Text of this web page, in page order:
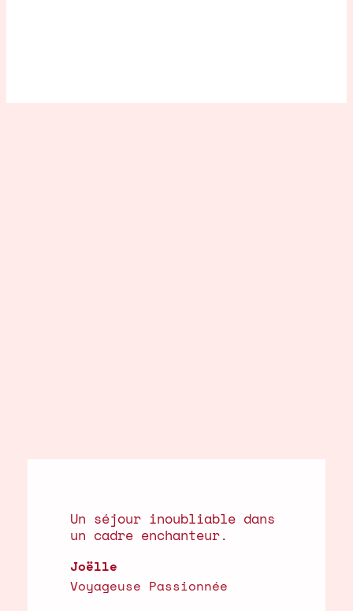
Un séjour inoubliable dans
un cadre enchanteur.
Joëlle
Voyageuse Passionnée